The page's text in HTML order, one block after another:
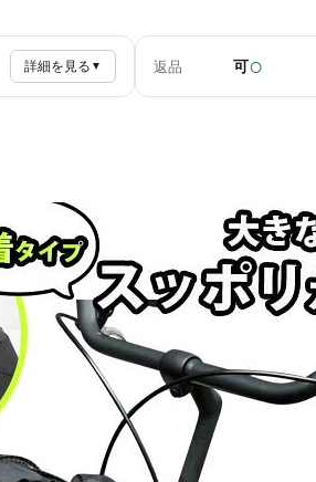
詳細を見る ▼ 返品 可○